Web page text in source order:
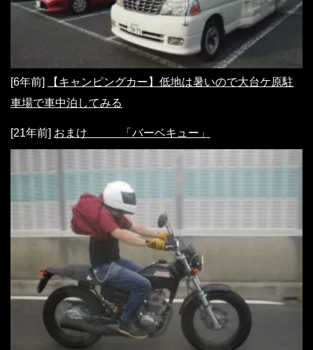
[6年前]
【キャンピングカー】低地は暑いので大台ケ原駐
車場で車中泊してみる
[21年前] おまけ 「バーベキュー」